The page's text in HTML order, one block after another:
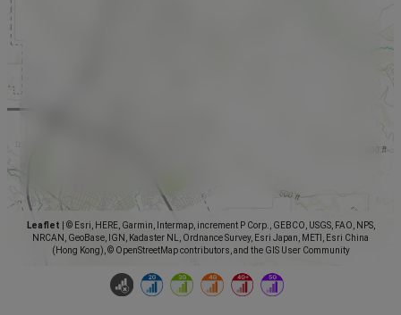
Leaflet
© Esri, HERE, Garmin, Intermap, increment P Corp., GEBCO, USGS, FAO, NPS,
NRCAN, GeoBase, IGN, Kadaster NL, Ordnance Survey, Esri Japan, METI, Esri China
(Hong Kong), © OpenStreetMap contributors, and the GIS User Community